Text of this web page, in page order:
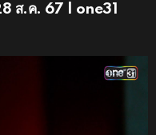
ส.ค. 67 | one31